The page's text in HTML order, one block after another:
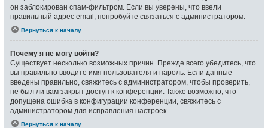
он заблокирован спам-фильтром. Если вы уверены, что ввели
правильный адрес email, попробуйте связаться с администратором.
Вернуться к началу
Почему я не могу войти?
Существует несколько возможных причин. Прежде всего убедитесь, что
вы правильно вводите имя пользователя и пароль. Если данные
введены правильно, свяжитесь с администратором, чтобы проверить,
не был ли вам закрыт доступ к конференции. Также возможно, что
допущена ошибка в конфигурации конференции, свяжитесь с
администратором для исправления настроек.
Вернуться к началу